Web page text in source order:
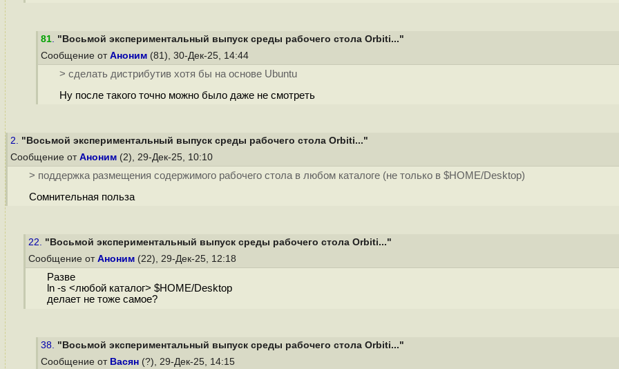
81. "Восьмой экспериментальный выпуск среды рабочего стола Orbiti..."
Сообщение от Аноним (81), 30-Дек-25, 14:44
> сделать дистрибутив хотя бы на основе Ubuntu
Ну после такого точно можно было даже не смотреть
2. "Восьмой экспериментальный выпуск среды рабочего стола Orbiti..."
Сообщение от Аноним (2), 29-Дек-25, 10:10
> поддержка размещения содержимого рабочего стола в любом каталоге (не только в $HOME/Desktop)
Сомнительная польза
22. "Восьмой экспериментальный выпуск среды рабочего стола Orbiti..."
Сообщение от Аноним (22), 29-Дек-25, 12:18
Разве
ln -s <любой каталог> $HOME/Desktop
делает не тоже самое?
38. "Восьмой экспериментальный выпуск среды рабочего стола Orbiti..."
Сообщение от Васян (?), 29-Дек-25, 14:15